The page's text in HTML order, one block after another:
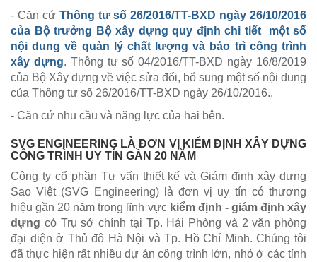
- Căn cứ Thông tư số 26/2016/TT-BXD ngày 26/10/2016
của Bộ trưởng Bộ xây dựng quy định chi tiết một số
nội dung về quản lý chất lượng và bảo trì công trình
xây dựng. Thông tư số 04/2016/TT-BXD ngày 16/8/2019
của Bộ Xây dựng về việc sửa đổi, bổ sung một số nội dung
của Thông tư số 26/2016/TT-BXD ngày 26/10/2016..
- Căn cứ nhu cầu và năng lực của hai bên.
SVG ENGINEERING LÀ ĐƠN VỊ KIỂM ĐỊNH XÂY DỰNG
CÔNG TRÌNH UY TÍN GẦN 20 NĂM
Công ty cổ phần Tư vấn thiết kế và Giám định xây dựng
Sao Việt (SVG Engineering) là đơn vị uy tín có thương
hiệu gần 20 năm trong lĩnh vực kiểm định - giám định xây
dựng có Trụ sở chính tại Tp. Hải Phòng và 2 văn phòng
đại diện ở Thủ đô Hà Nội và Tp. Hồ Chí Minh. Chúng tôi
đã thực hiện rất nhiều dự án công trình lớn, nhỏ ở các tỉnh